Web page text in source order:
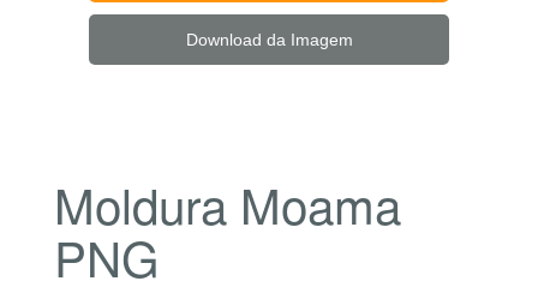
Download da Imagem
Moldura Moama
PNG